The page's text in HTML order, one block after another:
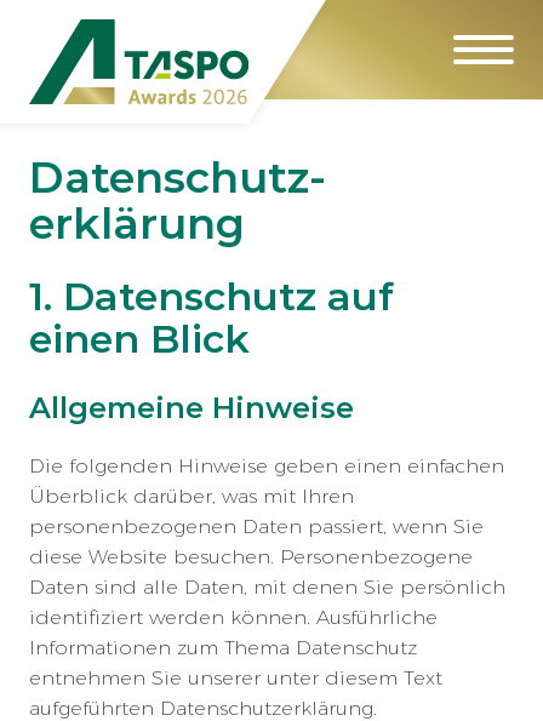
Datenschutz­
erklärung
1. Datenschutz auf
einen Blick
Allgemeine Hinweise
Die folgenden Hinweise geben einen einfachen
Überblick darüber, was mit Ihren
personenbezogenen Daten passiert, wenn Sie
diese Website besuchen. Personenbezogene
Daten sind alle Daten, mit denen Sie persönlich
identifiziert werden können. Ausführliche
Informationen zum Thema Datenschutz
entnehmen Sie unserer unter diesem Text
aufgeführten Datenschutzerklärung.